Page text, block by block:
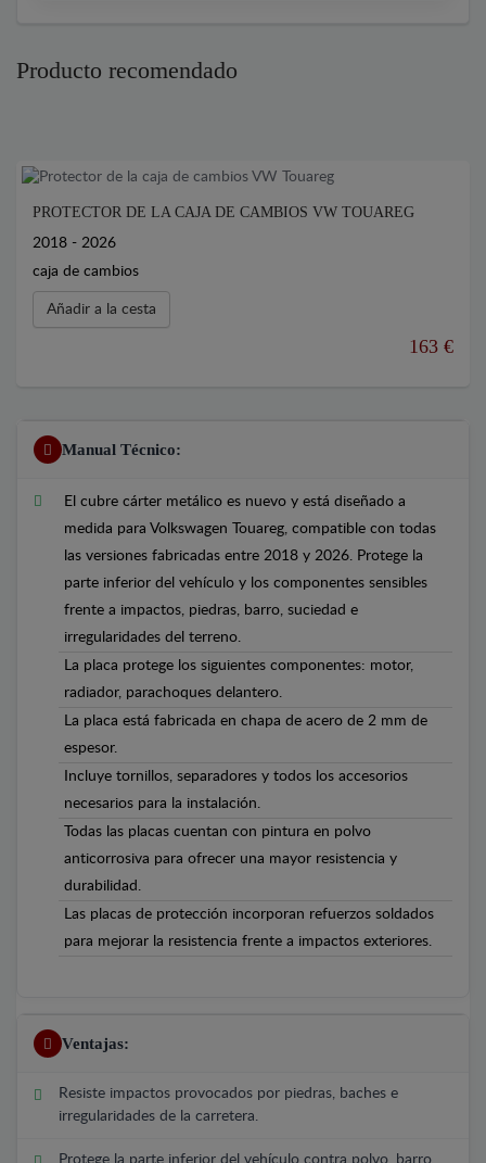
Producto recomendado
PROTECTOR DE LA CAJA DE CAMBIOS VW TOUAREG
2018 - 2026
caja de cambios
Añadir a la cesta
163 €
Manual Técnico:
El cubre cárter metálico es nuevo y está diseñado a
medida para Volkswagen Touareg, compatible con todas
las versiones fabricadas entre 2018 y 2026. Protege la
parte inferior del vehículo y los componentes sensibles
frente a impactos, piedras, barro, suciedad e
irregularidades del terreno.
La placa protege los siguientes componentes: motor,
radiador, parachoques delantero.
La placa está fabricada en chapa de acero de 2 mm de
espesor.
Incluye tornillos, separadores y todos los accesorios
necesarios para la instalación.
Todas las placas cuentan con pintura en polvo
anticorrosiva para ofrecer una mayor resistencia y
durabilidad.
Las placas de protección incorporan refuerzos soldados
para mejorar la resistencia frente a impactos exteriores.
Ventajas:
Resiste impactos provocados por piedras, baches e
irregularidades de la carretera.